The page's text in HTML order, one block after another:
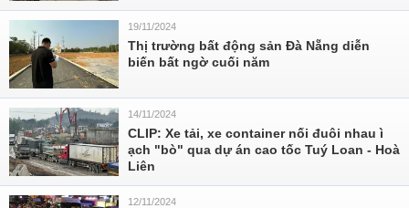
19/11/2024
Thị trường bất động sản Đà Nẵng diễn
biến bất ngờ cuối năm
14/11/2024
CLIP: Xe tải, xe container nối đuôi nhau ì
ạch "bò" qua dự án cao tốc Tuý Loan - Hoà
Liên
12/11/2024